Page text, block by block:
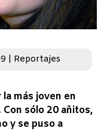
Reportajes
más joven en
sólo 20 añitos,
y se puso a